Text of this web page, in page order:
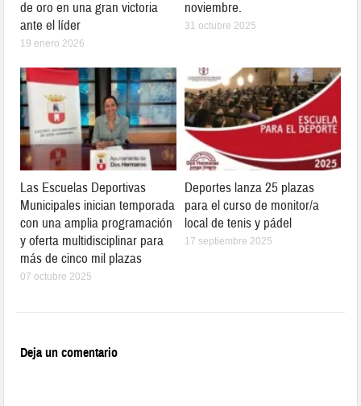
de oro en una gran victoria
ante el líder
19 enero 2026
noviembre.
31 octubre 2025
Las Escuelas Deportivas
Municipales inician temporada
con una amplia programación
y oferta multidisciplinar para
más de cinco mil plazas
07 octubre 2025
Deportes lanza 25 plazas
para el curso de monitor/a
local de tenis y pádel
17 septiembre 2025
Deja un comentario